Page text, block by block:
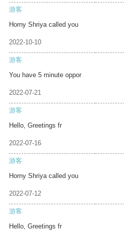
游客
Horny Shriya called you
2022-10-10
游客
You have 5 minute oppor
2022-07-21
游客
Hello, Greetings fr
2022-07-16
游客
Horny Shriya called you
2022-07-12
游客
Hello, Greetings fr